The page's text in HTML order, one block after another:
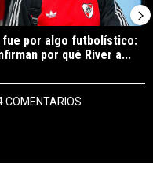
fue por algo futbolístico:
por qué River a...
COMENTARIOS